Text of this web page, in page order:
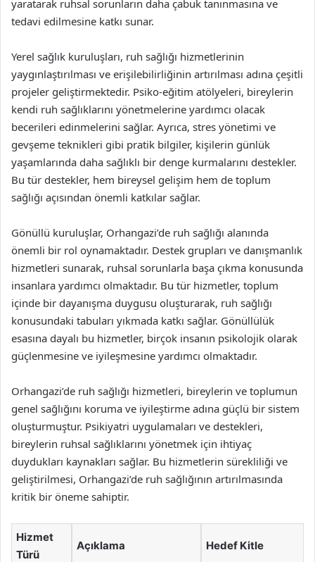
yaratarak ruhsal sorunların daha çabuk tanınmasına ve
tedavi edilmesine katkı sunar.
Yerel sağlık kuruluşları, ruh sağlığı hizmetlerinin
yaygınlaştırılması ve erişilebilirliğinin artırılması adına çeşitli
projeler geliştirmektedir. Psiko-eğitim atölyeleri, bireylerin
kendi ruh sağlıklarını yönetmelerine yardımcı olacak
becerileri edinmelerini sağlar. Ayrıca, stres yönetimi ve
gevşeme teknikleri gibi pratik bilgiler, kişilerin günlük
yaşamlarında daha sağlıklı bir denge kurmalarını destekler.
Bu tür destekler, hem bireysel gelişim hem de toplum
sağlığı açısından önemli katkılar sağlar.
Gönüllü kuruluşlar, Orhangazi’de ruh sağlığı alanında
önemli bir rol oynamaktadır. Destek grupları ve danışmanlık
hizmetleri sunarak, ruhsal sorunlarla başa çıkma konusunda
insanlara yardımcı olmaktadır. Bu tür hizmetler, toplum
içinde bir dayanışma duygusu oluşturarak, ruh sağlığı
konusundaki tabuları yıkmada katkı sağlar. Gönüllülük
esasına dayalı bu hizmetler, birçok insanın psikolojik olarak
güçlenmesine ve iyileşmesine yardımcı olmaktadır.
Orhangazi’de ruh sağlığı hizmetleri, bireylerin ve toplumun
genel sağlığını koruma ve iyileştirme adına güçlü bir sistem
oluşturmuştur. Psikiyatri uygulamaları ve destekleri,
bireylerin ruhsal sağlıklarını yönetmek için ihtiyaç
duydukları kaynakları sağlar. Bu hizmetlerin sürekliliği ve
geliştirilmesi, Orhangazi’de ruh sağlığının artırılmasında
kritik bir öneme sahiptir.
Hizmet
Türü
Açıklama Hedef Kitle